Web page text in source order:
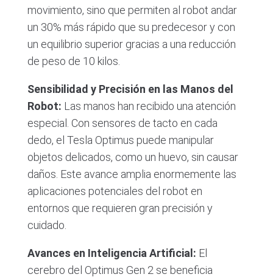
movimiento, sino que permiten al robot andar
un 30% más rápido que su predecesor y con
un equilibrio superior gracias a una reducción
de peso de 10 kilos.
Sensibilidad y Precisión en las Manos del
Robot: Las manos han recibido una atención
especial. Con sensores de tacto en cada
dedo, el Tesla Optimus puede manipular
objetos delicados, como un huevo, sin causar
daños. Este avance amplia enormemente las
aplicaciones potenciales del robot en
entornos que requieren gran precisión y
cuidado.
Avances en Inteligencia Artificial: El
cerebro del Optimus Gen 2 se beneficia